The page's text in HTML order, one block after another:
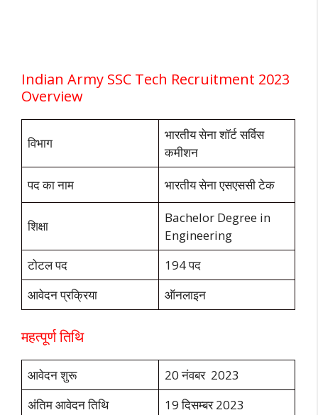
Indian Army SSC Tech Recruitment 2023
Overview
विभाग
भारतीय सेना शॉर्ट सर्विस
कमीशन
पद का नाम
भारतीय सेना एसएससी टेक
शिक्षा
Bachelor Degree in
Engineering
टोटल पद
194 पद
आवेदन प्रक्रिया
ऑनलाइन
महत्पूर्ण तिथि
आवेदन शुरू
20 नंवबर 2023
अंतिम आवेदन तिथि
19 दिसम्बर 2023